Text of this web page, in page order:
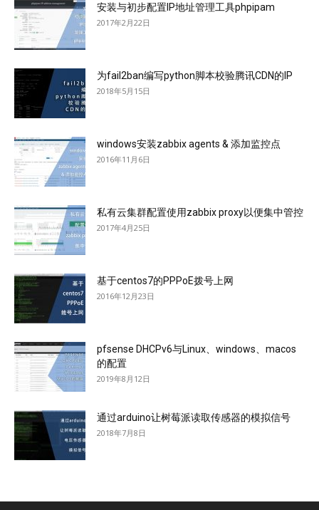
安装与初步配置IP地址管理工具phpipam
2017年2月22日
为fail2ban编写python脚本校验腾讯CDN的IP
2018年5月15日
windows安装zabbix agents & 添加监控点
2016年11月6日
私有云集群配置使用zabbix proxy以便集中管控
2017年4月25日
基于centos7的PPPoE拨号上网
2016年12月23日
pfsense DHCPv6与Linux、windows、macos
的配置
2019年8月12日
通过arduino让树莓派读取传感器的模拟信号
2018年7月8日